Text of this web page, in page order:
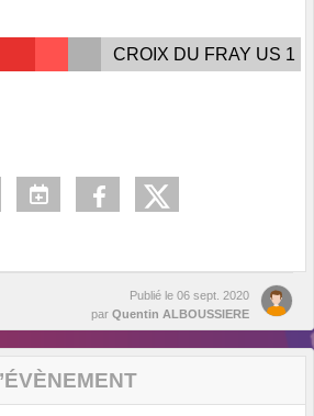
CROIX DU FRAY US 1
Publié le 06 sept. 2020
par Quentin ALBOUSSIERE